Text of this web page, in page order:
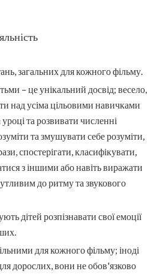
загальних для кожного фільму.
– це унікальний досвід; весело,
над усіма цільовими навичками
та розвивати численні
та змушувати себе розуміти,
спостерігати, класифікувати,
з іншими або навіть виражати
до ритму та звукового
дітей розпізнавати свої емоції
для кожного фільму; іноді
дорослих, вони не обов'язково